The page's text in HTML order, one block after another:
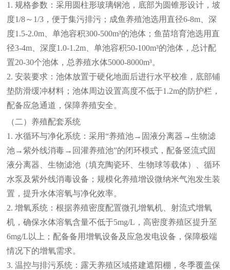
1. 规格参数：采用圆柱形玻璃钢池，底部为圆锥形设计，坡
度1/8～1/3，便于集污排污；成鱼养殖池选用直径6-8m、深
度1.5-2.0m、单池容积300-500m³的池体；鱼苗培育池选用直
径3-4m、深度1.0-1.2m、单池容积50-100m³的池体，总计配
置20-30个池体，总养殖水体5000-8000m³。
2. 安装要求：池体放置于硬化地面后进行水平校准，底部铺
垫防滑缓冲材料；池体周边设置高度不低于1.2m的防护栏，
配备应急通道，保障养殖安全。
（二）养殖配套系统
1. 水循环与净化系统：采用“养殖池→固液分离器→生物滤
池→紫外线消毒→回灌养殖池”的闭环模式，配备竖流式固
液分离器、生物滤池（填充陶瓷环、生物球等载体）、循环
水泵及紫外线消毒设备；规模化养殖增设微纳米气泡发生装
置，提升水体溶氧与净化效率。
2. 增氧系统：根据养殖密度配置微孔增氧机、射流式增氧
机，确保水体溶氧含量不低于5mg/L，高密度养殖区提升至
6mg/L以上；配备备用增氧设备及应急发电设备，保障极端
情况下的增氧需求。
3. 温控与排污系统：露天养殖区域搭建遮阳棚，冬季覆盖保